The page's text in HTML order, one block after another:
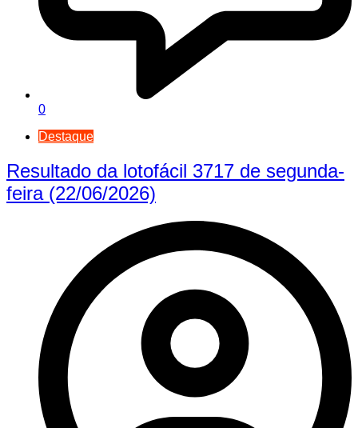
0
Destaque
Resultado da lotofácil 3717 de segunda-
feira (22/06/2026)